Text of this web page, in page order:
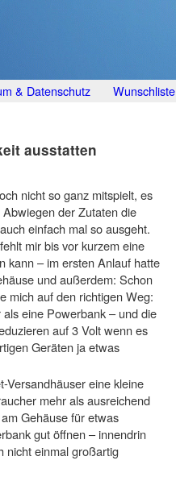
& Datenschutz Wunschliste
ausstatten
nicht so ganz mitspielt, es
der Zutaten die
einfach mal so ausgeht.
mir bis vor kurzem eine
kann – im ersten Anlauf hatte
und außerdem: Schon
mich auf den richtigen Weg:
eine Powerbank – und die
auf 3 Volt wenn es
Geräten ja etwas
Versandhäuser eine kleine
mehr als ausreichend
Gehäuse für etwas
gut öffnen – innendrin
nicht einmal großartig